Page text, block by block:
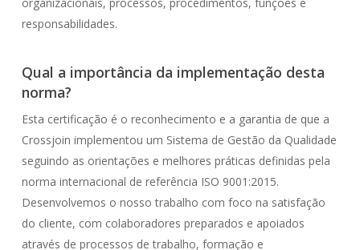
organizacionais, processos, procedimentos, funções e
responsabilidades.
Qual a importância da implementação desta
norma?
Esta certificação é o reconhecimento e a garantia de que a
Crossjoin implementou um Sistema de Gestão da Qualidade
seguindo as orientações e melhores práticas definidas pela
norma internacional de referência ISO 9001:2015.
Desenvolvemos o nosso trabalho com foco na satisfação
do cliente, com colaboradores preparados e apoiados
através de processos de trabalho, formação e